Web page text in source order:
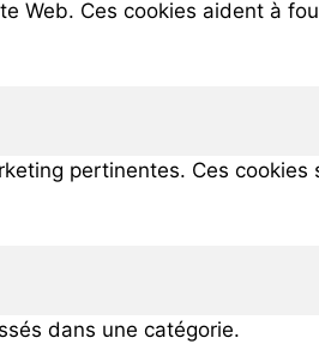
Web. Ces cookies aident à
pertinentes. Ces cookies
dans une catégorie.